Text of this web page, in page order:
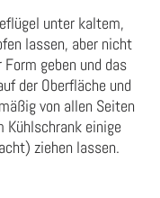
unter kaltem,
lassen, aber nicht
geben und das
der Oberfläche und
von allen Seiten
einige
ziehen lassen.